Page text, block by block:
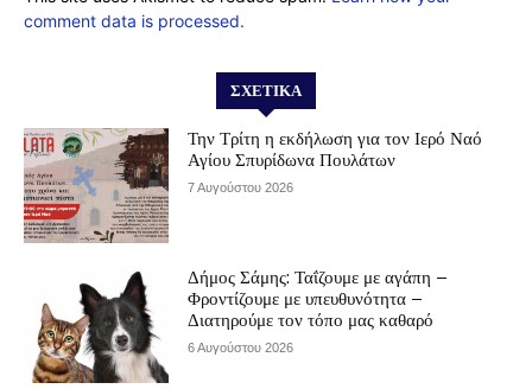
comment data is processed.
ΣΧΕΤΙΚΆ
Την Τρίτη η εκδήλωση για τον Ιερό Ναό
Αγίου Σπυρίδωνα Πουλάτων
7 Αυγούστου 2026
Δήμος Σάμης: Ταΐζουμε με αγάπη –
Φροντίζουμε με υπευθυνότητα –
Διατηρούμε τον τόπο μας καθαρό
6 Αυγούστου 2026